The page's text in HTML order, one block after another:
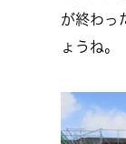
が終わっ
ょうね。